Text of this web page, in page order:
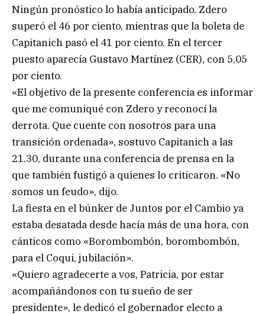
Ningún pronóstico lo había anticipado. Zdero
superó el 46 por ciento, mientras que la boleta de
Capitanich pasó el 41 por ciento. En el tercer
puesto aparecía Gustavo Martínez (CER), con 5,05
por ciento.
«El objetivo de la presente conferencia es informar
que me comuniqué con Zdero y reconocí la
derrota. Que cuente con nosotros para una
transición ordenada», sostuvo Capitanich a las
21.30, durante una conferencia de prensa en la
que también fustigó a quienes lo criticaron. «No
somos un feudo», dijo.
La fiesta en el búnker de Juntos por el Cambio ya
estaba desatada desde hacía más de una hora, con
cánticos como «Borombombón, borombombón,
para el Coqui, jubilación».
«Quiero agradecerte a vos, Patricia, por estar
acompañándonos con tu sueño de ser
presidente», le dedicó el gobernador electo a